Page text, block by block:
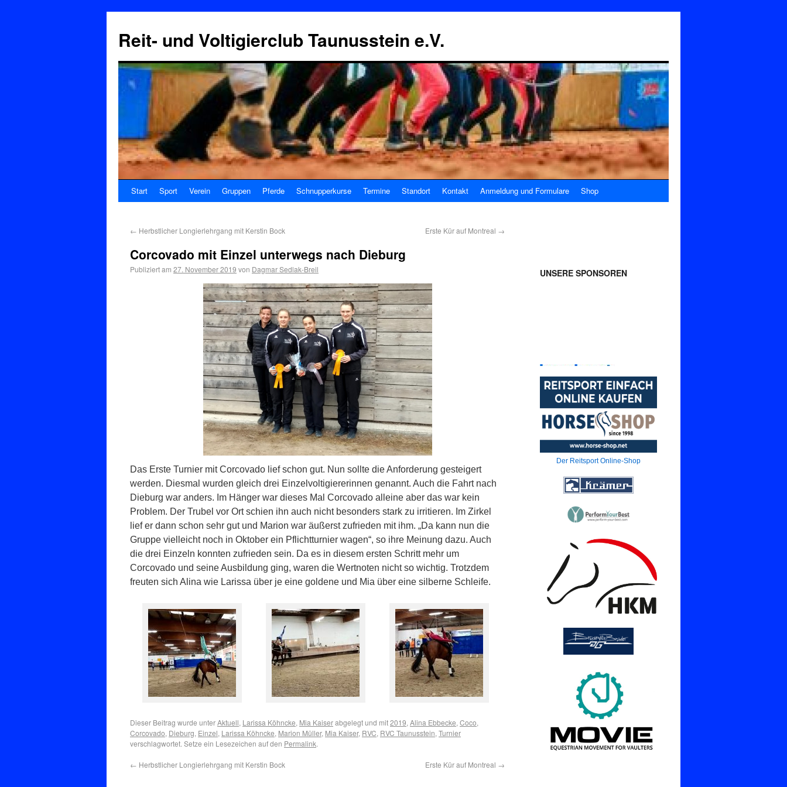
Reit- und Voltigierclub Taunusstein e.V.
Start Sport Verein Gruppen Pferde Schnupperkurse Termine Standort Kontakt Anmeldung und Formulare Shop
← Herbstlicher Longierlehrgang mit Kerstin Bock Erste Kür auf Montreal →
Corcovado mit Einzel unterwegs nach Dieburg
Publiziert am 27. November 2019 von Dagmar Sedlak-Breil
Das Erste Turnier mit Corcovado lief schon gut. Nun sollte die Anforderung gesteigert
werden. Diesmal wurden gleich drei Einzelvoltigiererinnen genannt. Auch die Fahrt nach
Dieburg war anders. Im Hänger war dieses Mal Corcovado alleine aber das war kein
Problem. Der Trubel vor Ort schien ihn auch nicht besonders stark zu irritieren. Im Zirkel
lief er dann schon sehr gut und Marion war äußerst zufrieden mit ihm. „Da kann nun die
Gruppe vielleicht noch in Oktober ein Pflichtturnier wagen“, so ihre Meinung dazu. Auch
die drei Einzeln konnten zufrieden sein. Da es in diesem ersten Schritt mehr um
Corcovado und seine Ausbildung ging, waren die Wertnoten nicht so wichtig. Trotzdem
freuten sich Alina wie Larissa über je eine goldene und Mia über eine silberne Schleife.
Dieser Beitrag wurde unterAktuell, Larissa Köhncke, Mia Kaiserabgelegt und mit2019, Alina Ebbecke, Coco,
Corcovado, Dieburg, Einzel, Larissa Köhncke, Marion Müller, Mia Kaiser, RVC, RVC Taunusstein, Turnier
verschlagwortet. Setze ein Lesezeichen auf den Permalink.
← Herbstlicher Longierlehrgang mit Kerstin Bock Erste Kür auf Montreal →
UNSERE SPONSOREN
Der Reitsport Online-Shop